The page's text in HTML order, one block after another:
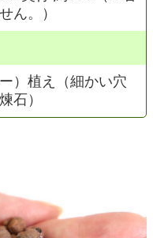
ん。）
）植え（細かい穴
石）